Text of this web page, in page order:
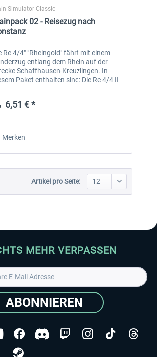
Simulator Classic
02 - Reisezug nach
Re 4/4" "Rheingold" fährt mit einem
entlang dem Rhein auf der
Schaffhausen-Kreuzlingen. In
Paket enthalten sind: Die Re 4/4 II
6,51 € *
Merken
Artikel pro Seite:
MEHR VERPASSEN
ABONNIEREN